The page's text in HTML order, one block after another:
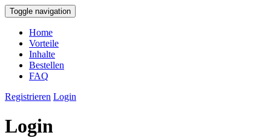
Toggle navigation
Home
Vorteile
Inhalte
Bestellen
FAQ
Registrieren Login
Login